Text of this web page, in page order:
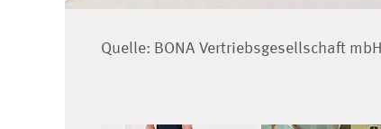
Quelle: BONA Vertriebsgesellschaft mbH